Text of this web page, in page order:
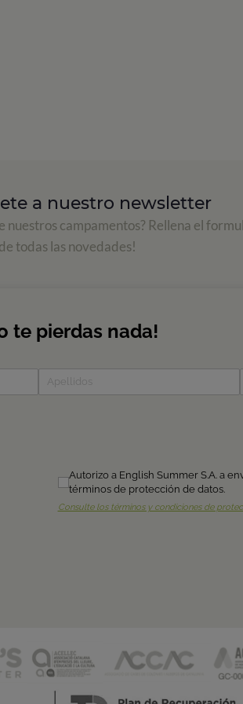
a nuestro newsletter
campamentos? Rellena el
de todas las novedades!